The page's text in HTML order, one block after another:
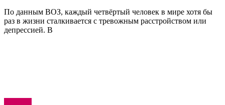
По данным ВОЗ, каждый четвёртый человек в мире хотя бы
раз в жизни сталкивается с тревожным расстройством или
депрессией. В